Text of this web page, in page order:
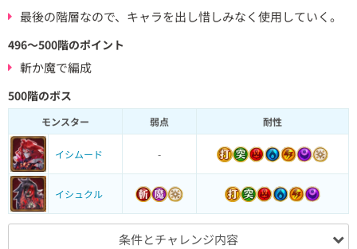
最後の階層なので、キャラを出し惜しみなく使用していく。
496～500階のポイント
斬か魔で編成
500階のボス
モンスター 弱点 耐性
イシムード -
イシュクル
条件とチャレンジ内容